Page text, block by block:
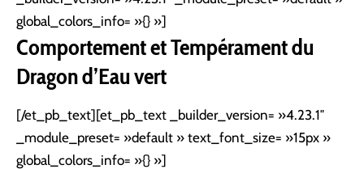
global_colors_info= »{} »]
Comportement et Tempérament du
Dragon d’Eau vert
[/et_pb_text][et_pb_text _builder_version= »4.23.1″
_module_preset= »default » text_font_size= »15px »
global_colors_info= »{} »]